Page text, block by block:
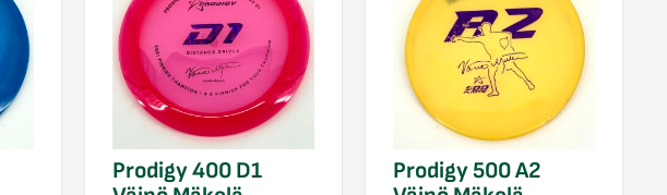
Prodigy 400 D1
Prodigy 500 A2